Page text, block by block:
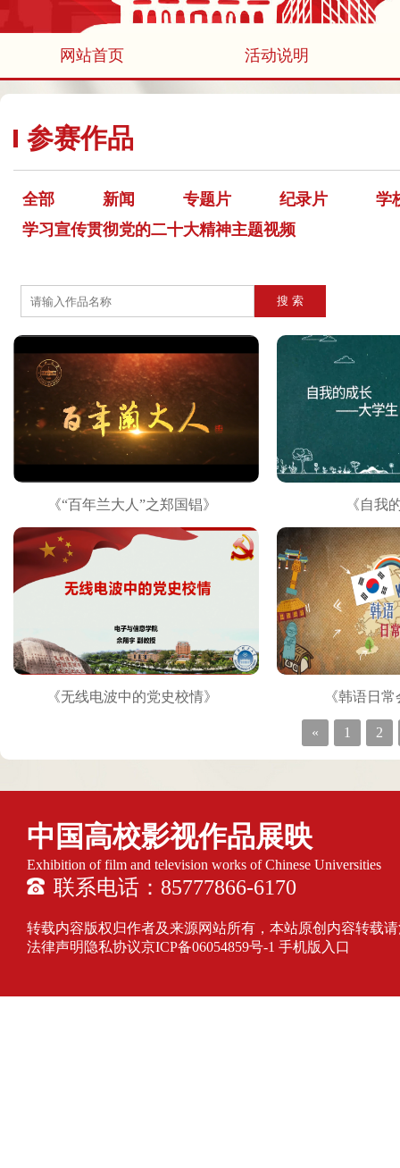
网站首页 活动说明
参赛作品
全部 新闻 专题片 纪录片
学
学习宣传贯彻党的二十大精神主题视频
《“百年兰大人”之郑国锠》 《自我
《无线电波中的党史校情》 《韩语日
« 1 2
中国高校影视作品展映
Exhibition of film and television works of Chinese Universities
联系电话：85777866-6170
转载内容版权归作者及来源网站所有，本站原创内容转载
法律声明隐私协议京ICP备06054859号-1 手机版入口